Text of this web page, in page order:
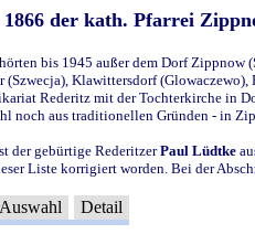
1866 der kath. Pfarrei
bis 1945 außer dem Dorf
(Szwecja), Klawittersdorf
Rederitz mit der Tochterkirche in
noch aus traditionellen Gründen - in
der gebürtige RederitzerPaul Lüdtke
Liste korrigiert worden. Bei der
Auswahl Detail